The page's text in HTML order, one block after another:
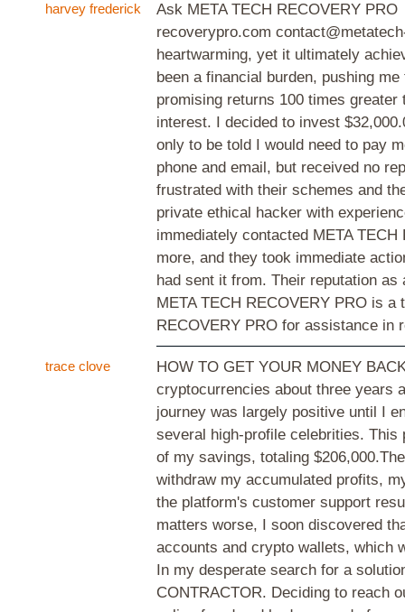
harvey frederick
Ask META TECH RECOVERY
recoverypro.com
heartwarming, yet it ultimately
been a financial burden, pushing
promising returns 100 times
interest. I decided to invest
only to be told I would need to pay
phone and email, but received no
frustrated with their schemes and
private ethical hacker with
immediately contacted META
more, and they took immediate
had sent it from. Their reputation
META TECH RECOVERY PRO is
RECOVERY PRO for assistance
trace clove
HOW TO GET YOUR MONEY
cryptocurrencies about three years
journey was largely positive until I
several high-profile celebrities.
of my savings, totaling
withdraw my accumulated profits,
the platform's customer support
matters worse, I soon discovered
accounts and crypto wallets, which
In my desperate search for a
CONTRACTOR. Deciding to reach